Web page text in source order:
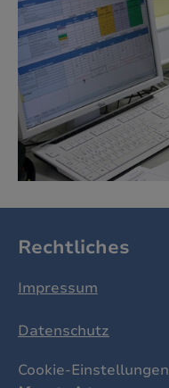
Rechtliches
Impressum
Datenschutz
Cookie-Einstellungen